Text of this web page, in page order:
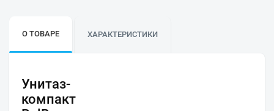
О ТОВАРЕ ХАРАКТЕРИСТИКИ
Унитаз-
компакт